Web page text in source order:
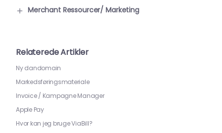
Merchant Ressourcer/ Marketing
Relaterede Artikler
Ny dandomain
Markedsføringsmateriale
Invoice / Kampagne Manager
Apple Pay
Hvor kan jeg bruge ViaBill?